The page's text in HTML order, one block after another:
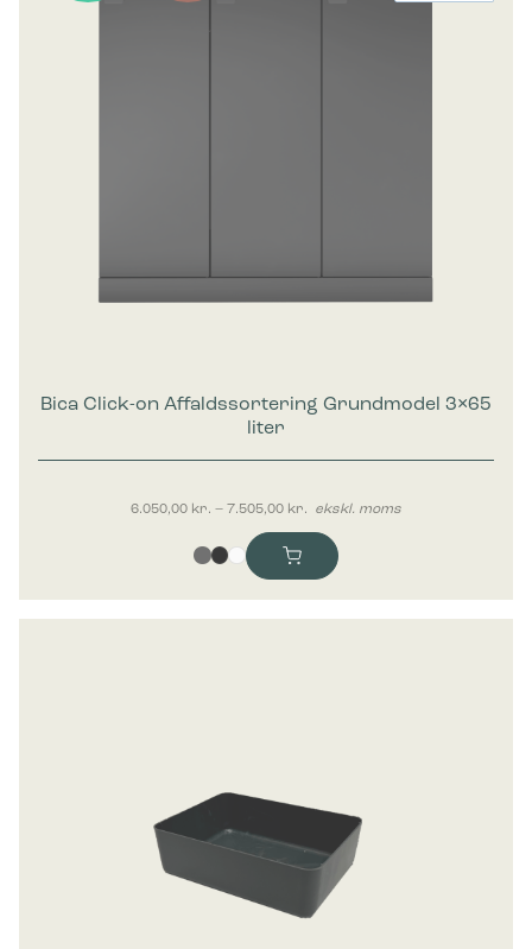
Bica Click-on Affaldssortering Grundmodel 3×65
liter
6.050,00 kr. – 7.505,00 kr.Prisinterval: 6.050,00 kr. til
ekskl. moms